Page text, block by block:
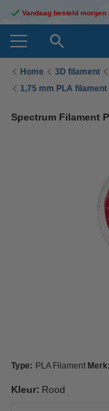
Vandaag besteld morgen
Home 3D filament
1,75 mm PLA filament
Spectrum Filament
Type: PLA Filament Merk:
Kleur: Rood